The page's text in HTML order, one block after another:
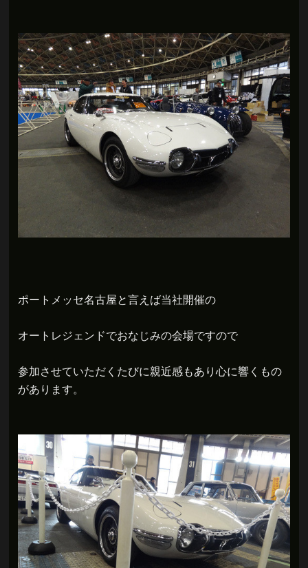
ポートメッセ名古屋と言えば当社開催の
オートレジェンドでおなじみの会場ですので
参加させていただくたびに親近感もあり心に響くもの
があります。